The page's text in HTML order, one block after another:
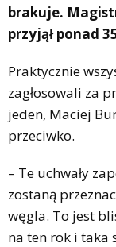
brakuje.
przyjął ponad
Praktycznie
zagłosowali za
jeden, Maciej
przeciwko.
– Te uchwały
zostaną
węgla. To jest
na ten rok i taka